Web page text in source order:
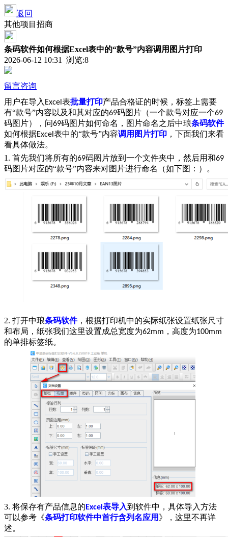
返回
其他项目招商
条码软件如何根据Excel表中的“款号”内容调用图片打印
2026-06-12 10:31 浏览:8
留言咨询
用户在导入 Excel 表批量打印产品合格证的时候，标签上需要
有“款号”内容以及和其对应的69码图片（一个款号对应一个69
码图片），问69码图片如何命名，图片命名之后中琅条码软件
如何根据Excel 表中的“款号”内容调用图片打印 ，下面我们来看
看具体做法。
1. 首先我们将所有的69码图片放到一个文件夹中，然后用和69
码图片对应的“款号”内容来对图片进行命名（如下图：）。
2. 打开中琅条码软件，根据打印机中的实际纸张设置纸张尺寸
和布局，纸张我们这里设置成总宽度为62mm ，高度为100mm
的单排标签纸。
3. 将保存有产品信息的 Excel 表导入到软件中，具体导入方法
可以参考《条码打印软件中首行含列名应用 》，这里不再详
述。